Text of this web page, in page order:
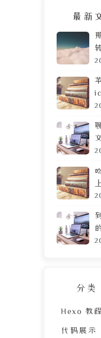
最新
分类
Hexo 教
代码展示